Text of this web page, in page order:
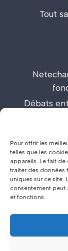
Pour offrir les
telles que les
appareils. Le fait
traiter des données
uniques sur ce site.
consentement peut
et fonctions.
Tout
Débats
Lieux de
Politique